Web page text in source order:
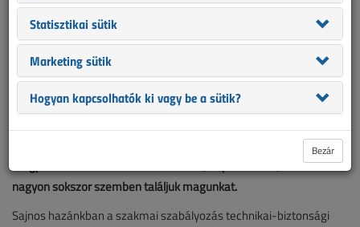
megpróbáltuk összeszedni azokat az „alapeseteket”, amikkel
nagyon sokszor szemben találjuk magunkat.
Sajnos hazánkban a szakmai szabályozás technikai-biztonsági
Statisztikai sütik
Marketing sütik
Hogyan kapcsolhatók ki vagy be a sütik?
Bezár